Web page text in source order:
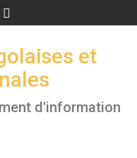
et
d'information